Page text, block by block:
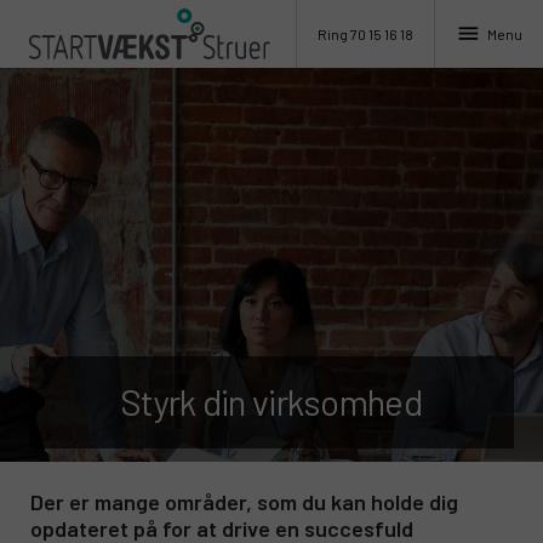
Ring 70 15 16 18 menu Menu
Styrk din virksomhed
Der er mange områder, som du kan holde dig
opdateret på for at drive en succesfuld